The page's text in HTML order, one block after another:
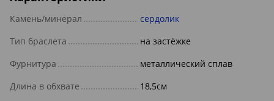
Камень/минерал
сердолик
Тип браслета
на застёжке
Фурнитура
металлический сплав
Длина в обхвате
18,5см